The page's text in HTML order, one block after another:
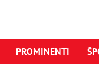
PROMINENTI